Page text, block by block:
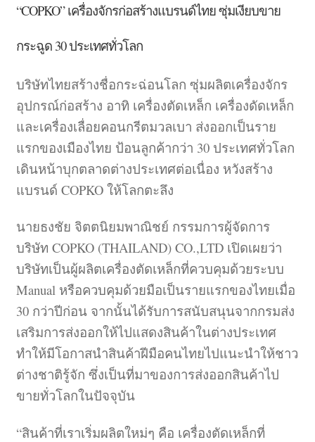
“COPKO” เครื่องจักรก่อสร้างแบรนด์ไทย ซุ่มเงียบขาย
กระฉูด 30 ประเทศทั่วโลก
บริษัทไทยสร้างชื่อกระฉ่อนโลก ซุ่มผลิตเครื่องจักร
อุปกรณ์ก่อสร้าง อาทิ เครื่องตัดเหล็ก เครื่องดัดเหล็ก
และเครื่องเลื่อยคอนกรีตมวลเบา ส่งออกเป็นราย
แรกของเมืองไทย ป้อนลูกค้ากว่า 30 ประเทศทั่วโลก
เดินหน้าบุกตลาดต่างประเทศต่อเนื่อง หวังสร้าง
แบรนด์ COPKO ให้โลกตะลึง
นายธงชัย จิตตนิยมพาณิชย์ กรรมการผู้จัดการ
บริษัท COPKO (THAILAND) CO.,LTD เปิดเผยว่า
บริษัทเป็นผู้ผลิตเครื่องตัดเหล็กที่ควบคุมด้วยระบบ
Manual หรือควบคุมด้วยมือเป็นรายแรกของไทยเมื่อ
30 กว่าปีก่อน จากนั้นได้รับการสนับสนุนจากกรมส่ง
เสริมการส่งออกให้ไปแสดงสินค้าในต่างประเทศ
ทำให้มีโอกาสนำสินค้าฝีมือคนไทยไปแนะนำให้ชาว
ต่างชาติรู้จัก ซึ่งเป็นที่มาของการส่งออกสินค้าไป
ขายทั่วโลกในปัจจุบัน
“สินค้าที่เราเริ่มผลิตใหม่ๆ คือ เครื่องตัดเหล็กที่